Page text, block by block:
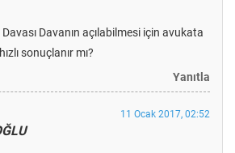
Davanın açılabilmesi için avukata
sonuçlanır mı?
Yanıtla
11 Ocak 2017, 02:52